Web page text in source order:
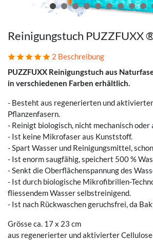
Reinigungstuch PUZZFUXX
2 Beschreibung
PUZZFUXX Reinigungstuch aus
in verschiedenen Farben erhältlich.
- Besteht aus regenerierten und
Pflanzenfasern.
- Reinigt biologisch, nicht mechanisch oder
- Ist keine Mikrofaser aus Kunststoff.
- Spart Wasser und Reinigungsmittel,
- Ist enorm saugfähig, speichert 500 %
- Senkt die Oberflächenspannung des
- Ist durch biologische Mikrofibrillen-
fliessendem Wasser selbstreinigend.
- Ist nach Rückwaschen geruchsfrei, da
Grösse ca. 17 x 23 cm
aus regenerierter und aktivierter